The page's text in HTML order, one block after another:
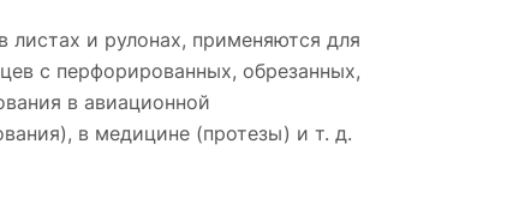
и рулонах, применяются для
с перфорированных, обрезанных,
в авиационной
в медицине (протезы) и т. д.